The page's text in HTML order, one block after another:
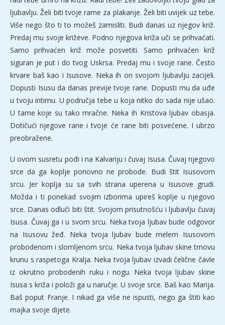
ljubavlju. Želi biti tvoje rame za plakanje. Želi biti uvijek uz tebe.
Više nego što ti to možeš zamisliti. Budi danas uz njegov križ.
Predaj mu svoje križeve. Podno njegova križa uči se prihvaćati.
Samo prihvaćen križ može posvetiti. Samo prihvaćen križ
siguran je put i do tvog Uskrsa. Predaj mu i svoje rane. Često
krvare baš kao i Isusove. Neka ih on svojom ljubavlju zacijeli.
Dopusti Isusu da danas previje tvoje rane. Dopusti mu da uđe
u tvoju intimu. U područja tebe u koja nitko do sada nije ušao.
U tame koje su tako mračne. Neka ih Kristova ljubav obasja.
Dotičući njegove rane i tvoje će rane biti posvećene. I ubrzo
preobražene.
U ovom susretu pođi i na Kalvariju i čuvaj Isusa. Čuvaj njegovo
srce da ga koplje ponovno ne probode. Budi štit Isusovom
srcu. Jer koplja su sa svih strana uperena u Isusove grudi.
Možda i ti ponekad svojim izborima upireš koplje u njegovo
srce. Danas odluči biti štit. Svojom prisutnošću i ljubavlju čuvaj
Isusa. Čuvaj ga i u svom srcu. Neka tvoja ljubav bude odgovor
na Isusovu žeđ. Neka tvoja ljubav bude melem Isusovom
probodenom i slomljenom srcu. Neka tvoja ljubav skine trnovu
krunu s raspetoga Kralja. Neka tvoja ljubav izvadi čelične čavle
iz okrutno probodenih ruku i nogu. Neka tvoja ljubav skine
Isusa s križa i položi ga u naručje. U svoje srce. Baš kao Marija.
Baš poput Franje. I nikad ga više ne ispusti, nego ga štiti kao
majka svoje dijete.